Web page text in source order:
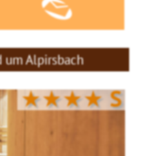
Alpirsbach
★★★★S